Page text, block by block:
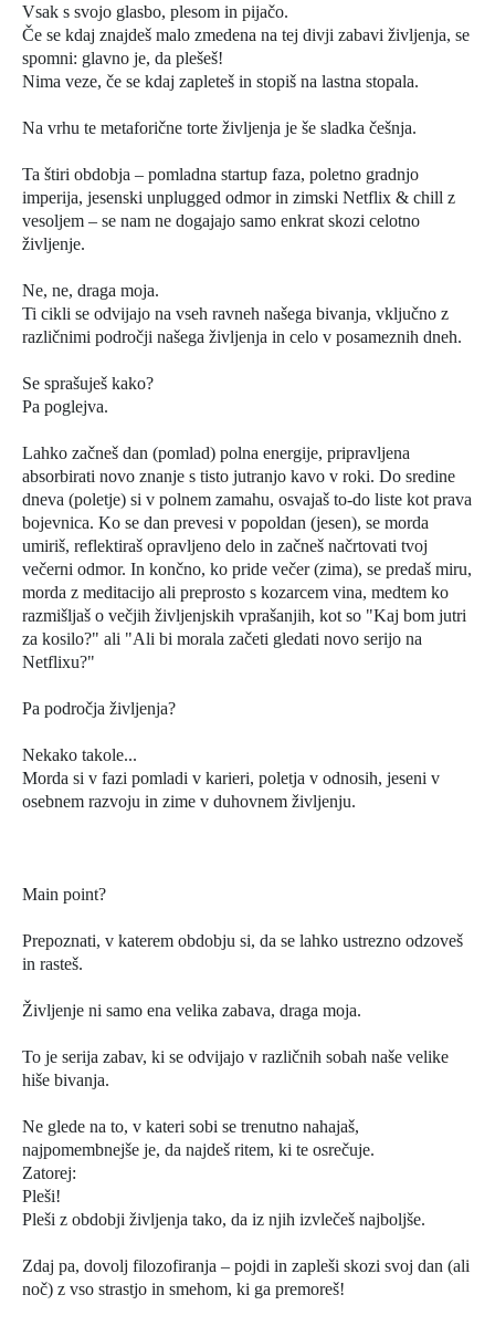
Vsak s svojo glasbo, plesom in pijačo.
Če se kdaj znajdeš malo zmedena na tej divji zabavi življenja, se
spomni: glavno je, da plešeš!
Nima veze, če se kdaj zapleteš in stopiš na lastna stopala.
Na vrhu te metaforične torte življenja je še sladka češnja.
Ta štiri obdobja – pomladna startup faza, poletno gradnjo
imperija, jesenski unplugged odmor in zimski Netflix & chill z
vesoljem – se nam ne dogajajo samo enkrat skozi celotno
življenje.
Ne, ne, draga moja.
Ti cikli se odvijajo na vseh ravneh našega bivanja, vključno z
različnimi področji našega življenja in celo v posameznih dneh.
Se sprašuješ kako?
Pa poglejva.
Lahko začneš dan (pomlad) polna energije, pripravljena
absorbirati novo znanje s tisto jutranjo kavo v roki. Do sredine
dneva (poletje) si v polnem zamahu, osvajaš to-do liste kot prava
bojevnica. Ko se dan prevesi v popoldan (jesen), se morda
umiriš, reflektiraš opravljeno delo in začneš načrtovati tvoj
večerni odmor. In končno, ko pride večer (zima), se predaš miru,
morda z meditacijo ali preprosto s kozarcem vina, medtem ko
razmišljaš o večjih življenjskih vprašanjih, kot so "Kaj bom jutri
za kosilo?" ali "Ali bi morala začeti gledati novo serijo na
Netflixu?"
Pa področja življenja?
Nekako takole...
Morda si v fazi pomladi v karieri, poletja v odnosih, jeseni v
osebnem razvoju in zime v duhovnem življenju.
Main point?
Prepoznati, v katerem obdobju si, da se lahko ustrezno odzoveš
in rasteš.
Življenje ni samo ena velika zabava, draga moja.
To je serija zabav, ki se odvijajo v različnih sobah naše velike
hiše bivanja.
Ne glede na to, v kateri sobi se trenutno nahajaš,
najpomembnejše je, da najdeš ritem, ki te osrečuje.
Zatorej:
Pleši!
Pleši z obdobji življenja tako, da iz njih izvlečeš najboljše.
Zdaj pa, dovolj filozofiranja – pojdi in zapleši skozi svoj dan (ali
noč) z vso strastjo in smehom, ki ga premoreš!